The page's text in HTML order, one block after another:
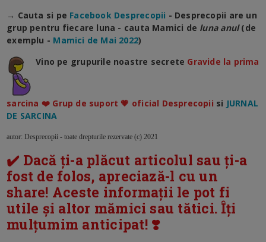
→ Cauta si pe Facebook Desprecopii - Desprecopii are un
grup pentru fiecare luna - cauta Mamici de luna anul (de
exemplu - Mamici de Mai 2022)
Vino pe grupurile noastre secrete Gravide la prima
sarcina ❤️ Grup de suport 💗 oficial Desprecopii si JURNAL
DE SARCINA
autor: Desprecopii - toate drepturile rezervate (c) 2021
✔️ Dacă ți-a plăcut articolul sau ți-a
fost de folos, apreciază-l cu un
share! Aceste informații le pot fi
utile și altor mămici sau tătici. Îți
mulțumim anticipat! ❣️